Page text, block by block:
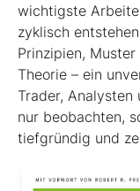
wichtigste
zyklisch
Prinzipien,
Theorie – ein
Trader,
nur beobachten,
tiefgründig und